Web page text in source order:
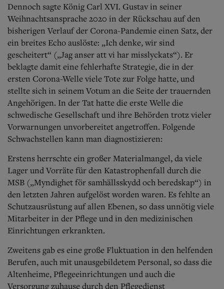
Dennoch sagte König Carl XVI. Gustav in seiner
Weihnachtsansprache 2020 in der Rückschau auf den
bisherigen Verlauf der Corona-Pandemie einen Satz, der
ein breites Echo auslöste: „Ich denke, wir sind
gescheitert“ („Jag anser att vi har misslyckats“). Er
beklagte damit eine fehlerhafte Strategie, die in der
ersten Corona-Welle viele Tote zur Folge hatte, und
stellte sich in seinem Votum an die Seite der trauernden
Angehörigen. In der Tat hatte die erste Welle die
schwedische Gesellschaft und ihre Behörden trotz vieler
Vorwarnungen unvorbereitet angetroffen. Folgende
Schwachstellen kann man diagnostizieren:
Erstens herrschte ein großer Materialmangel, da viele
Lager und Vorräte für den Katastrophenfall durch die
MSB („Myndighet för samhällsskydd och beredskap“) in
den letzten Jahren aufgelöst worden waren. Es fehlte an
Schutzausrüstung auf allen Ebenen, so dass unnötig viele
Mitarbeiter in der Pflege und in den medizinischen
Einrichtungen erkrankten.
Zweitens gab es eine große Fluktuation in den helfenden
Berufen, auch mit unausgebildetem Personal, so dass die
Altenheime, Pflegeeinrichtungen und auch die
Versorgung zuhause durch den Pflegedienst